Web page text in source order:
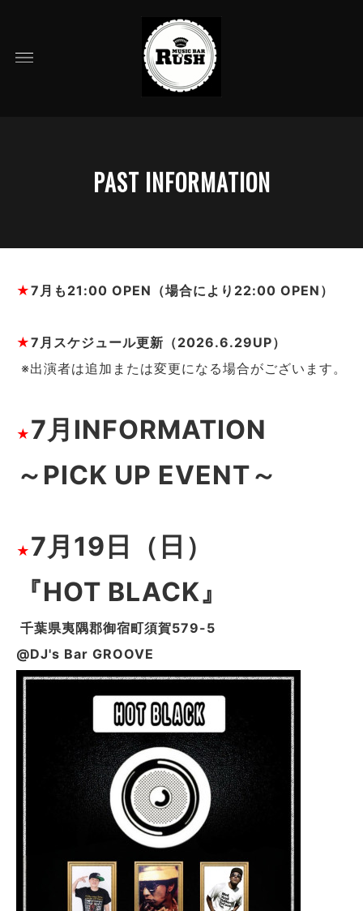
PAST INFORMATION
★7月も21:00 OPEN（場合により22:00 OPEN）
★7月スケジュール更新（2026.6.29UP）
※出演者は追加または変更になる場合がございます。
★ 7月INFORMATION
～PICK UP EVENT～
★ 7月19日（日）
『HOT BLACK』
千葉県夷隅郡御宿町須賀579-5
@DJ's Bar GROOVE